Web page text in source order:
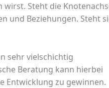
Steht die
und Beziehungen. Steht
sehr vielschichtig
Beratung kann hierbei
Entwicklung zu gewinnen.